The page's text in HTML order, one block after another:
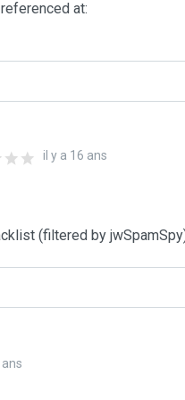
at:
il y a 16 ans
(filtered by